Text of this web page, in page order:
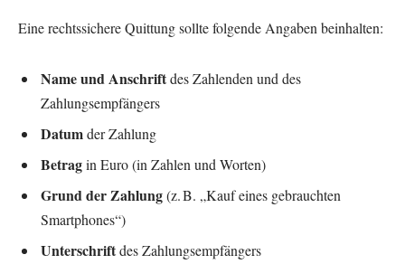
Eine rechtssichere Quittung sollte folgende Angaben beinhalten:
Name und Anschriftdes Zahlenden und des
Zahlungsempfängers
Datumder Zahlung
Betragin Euro (in Zahlen und Worten)
Grund der Zahlung(z. B. „Kauf eines gebrauchten
Smartphones“)
Unterschriftdes Zahlungsempfängers